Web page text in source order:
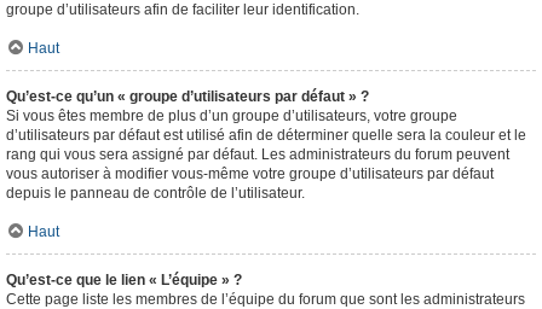
groupe d’utilisateurs afin de faciliter leur identification.
Haut
Qu’est-ce qu’un « groupe d’utilisateurs par défaut » ?
Si vous êtes membre de plus d’un groupe d’utilisateurs, votre groupe
d’utilisateurs par défaut est utilisé afin de déterminer quelle sera la couleur et le
rang qui vous sera assigné par défaut. Les administrateurs du forum peuvent
vous autoriser à modifier vous-même votre groupe d’utilisateurs par défaut
depuis le panneau de contrôle de l’utilisateur.
Haut
Qu’est-ce que le lien « L’équipe » ?
Cette page liste les membres de l’équipe du forum que sont les administrateurs